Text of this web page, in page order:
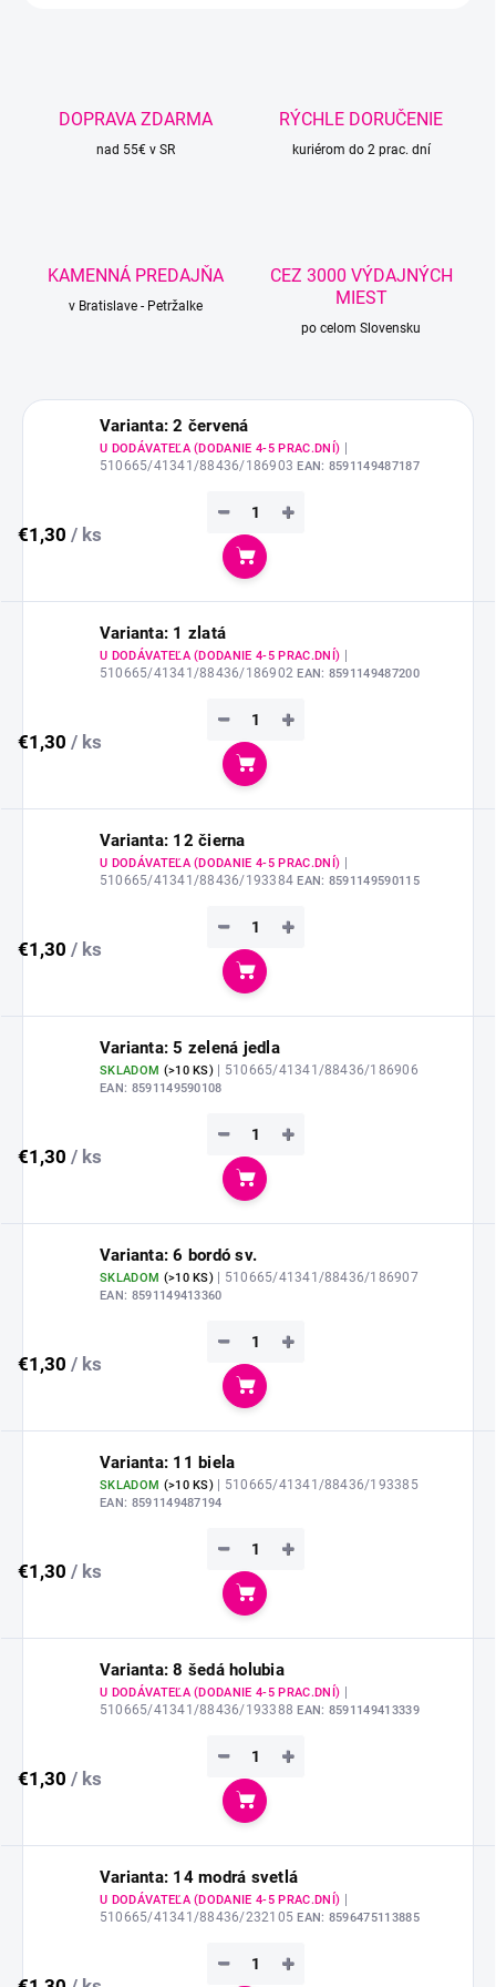
DOPRAVA ZDARMA
nad 55€ v SR
RÝCHLE DORUČENIE
kuriérom do 2 prac. dní
KAMENNÁ PREDAJŇA
v Bratislave - Petržalke
CEZ 3000 VÝDAJNÝCH
MIEST
po celom Slovensku
Varianta: 2 červená
U DODÁVATEĽA (DODANIE 4-5 PRAC.DNÍ)
510665/41341/88436/186903EAN: 8591149487187
€1,30 / ks
+
−
Do košíka
Varianta: 1 zlatá
U DODÁVATEĽA (DODANIE 4-5 PRAC.DNÍ)
510665/41341/88436/186902EAN: 8591149487200
€1,30 / ks
+
−
Do košíka
Varianta: 12 čierna
U DODÁVATEĽA (DODANIE 4-5 PRAC.DNÍ)
510665/41341/88436/193384EAN: 8591149590115
€1,30 / ks
+
−
Do košíka
Varianta: 5 zelená jedla
SKLADOM (>10 KS) | 510665/41341/88436/186906
EAN: 8591149590108
€1,30 / ks
+
−
Do košíka
Varianta: 6 bordó sv.
SKLADOM (>10 KS) | 510665/41341/88436/186907
EAN: 8591149413360
€1,30 / ks
+
−
Do košíka
Varianta: 11 biela
SKLADOM (>10 KS) | 510665/41341/88436/193385
EAN: 8591149487194
€1,30 / ks
+
−
Do košíka
Varianta: 8 šedá holubia
U DODÁVATEĽA (DODANIE 4-5 PRAC.DNÍ)
510665/41341/88436/193388EAN: 8591149413339
€1,30 / ks
+
−
Do košíka
Varianta: 14 modrá svetlá
U DODÁVATEĽA (DODANIE 4-5 PRAC.DNÍ)
510665/41341/88436/232105EAN: 8596475113885
+
−